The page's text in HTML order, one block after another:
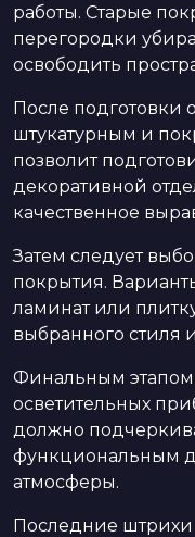
работы. Старые
перегородки
освободить
После подготовки
штукатурным и
позволит
декоративной
качественное
Затем следует
покрытия.
ламинат или
выбранного стиля
Финальным этапом
осветительных
должно
функциональным
атмосферы.
Последние